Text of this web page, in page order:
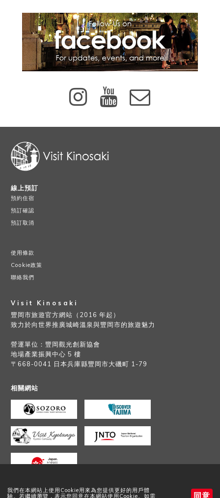
我們在本網站上使用Cookie用來為您提供更好的用戶體
驗。若繼續瀏覽，表示您同意在本網站使用Cookie。如需
同意
線上預訂
預約住宿
預訂確認
預訂取消
使用條款
Cookie政策
聯絡我們
Visit Kinosaki
豐岡市旅遊官方網站（2016 年起）
致力於向世界推廣城崎溫泉與豐岡市的旅遊魅力
營運單位：豐岡觀光創新協會
地場產業振興中心 5 樓
〒668-0041 日本兵庫縣豐岡市大磯町 1-79
相關網站